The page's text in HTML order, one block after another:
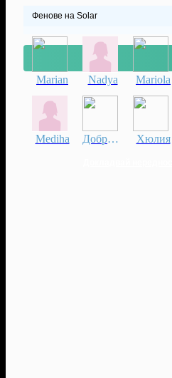
Фенове на Solar
Marian Nadya Mariola
Mediha Добрина Хюлия